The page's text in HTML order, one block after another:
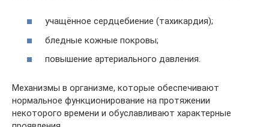
учащённое сердцебиение (тахикардия);
бледные кожные покровы;
повышение артериального давления.
Механизмы в организме, которые обеспечивают
нормальное функционирование на протяжении
некоторого времени и обуславливают характерные